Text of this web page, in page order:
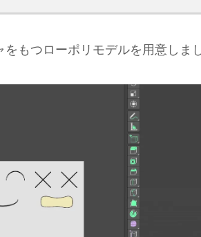
もつローポリモデルを用意しまし